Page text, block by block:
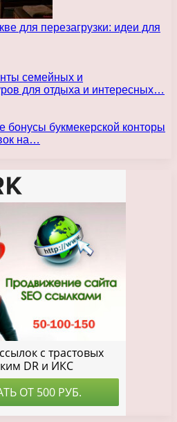
для перезагрузки: идеи для
семейных и
для отдыха и интересных…
бонусы букмекерской конторы
на…